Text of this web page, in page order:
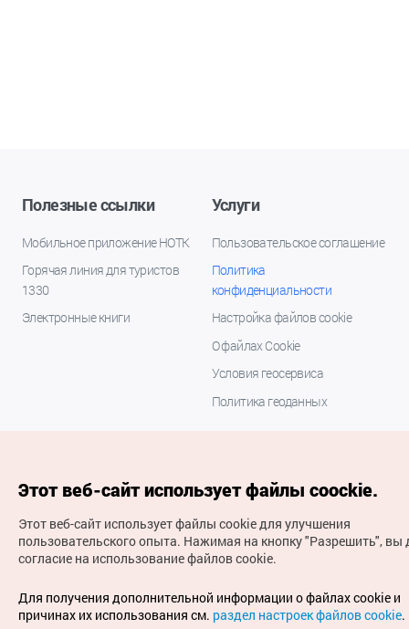
Полезные ссылки
Мобильное приложение НОТК
Горячая линия для туристов
1330
Электронные книги
Услуги
Пользовательское соглашение
Политика
конфиденциальности
Настройка файлов cookie
О файлах Cookie
Условия геосервиса
Политика геоданных
(с) Национальная организация туризма Кореи Все
права защищены
Для извещения об ошибках и проблемах, связанных с
Этот веб-сайт использует файлы coockie.
Этот веб-сайт использует файлы cookie для улучшения
пользовательского опыта. Нажимая на кнопку "Разрешить", вы
согласие на использование файлов cookie.
Для получения дополнительной информации о файлах cookie и
причинах их использования см. раздел настроек файлов cookie.